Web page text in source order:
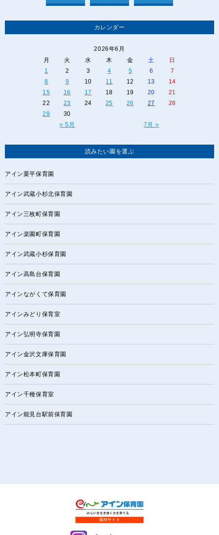
カレンダー
2026年6月
月
火 水 木 金 土 日
« 5月 7月 »
1 2 3 4 5 6
7
8
9 10 11 12 13
14
15
16 17 18 19 20
21
22
23 24 25 26 27
28
29
30
読みたい園を選ぶ
アイン栗平保育園
アイン武蔵小杉北保育園
アイン三枚町保育園
アイン楽園町保育園
アイン武蔵小杉保育園
アイン高島台保育園
アインながくて保育園
アインみどり保育室
アイン弘明寺保育園
アイン金沢文庫保育園
アイン松本町保育園
アイン千種保育室
アイン能見台駅前保育園